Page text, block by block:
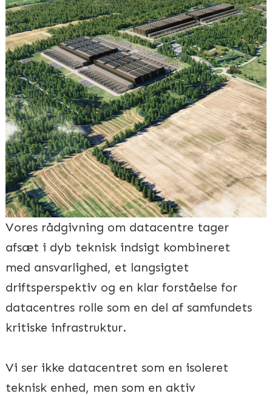
Vores rådgivning om datacentre tager
afsæt i dyb teknisk indsigt kombineret
med ansvarlighed, et langsigtet
driftsperspektiv og en klar forståelse for
datacentres rolle som en del af samfundets
kritiske infrastruktur.
Vi ser ikke datacentret som en isoleret
teknisk enhed, men som en aktiv